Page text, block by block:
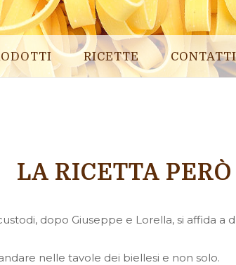
RICETTE CONTATTI
LA RICETTA PERÒ
dopo Giuseppe e Lorella, si affida a
nelle tavole dei biellesi e non solo.